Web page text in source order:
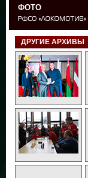
ФОТО
ДРУГИЕ АРХИВЫ